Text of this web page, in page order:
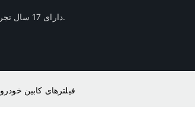
فیلتر Huachang دارای 17 سال تجربه صنعت فیلترهای اتومبیل و ذخایر فنی است.
فیلترهای کابین